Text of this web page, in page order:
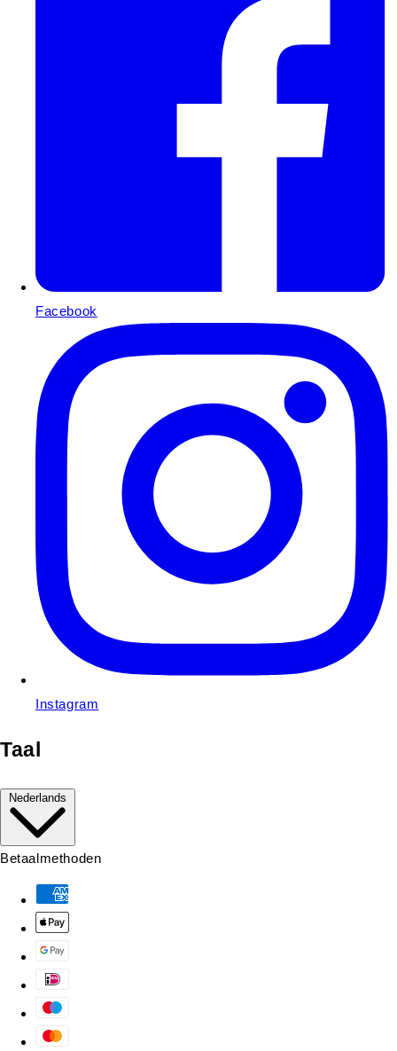
Facebook
Instagram
Taal
Nederlands
Betaalmethoden